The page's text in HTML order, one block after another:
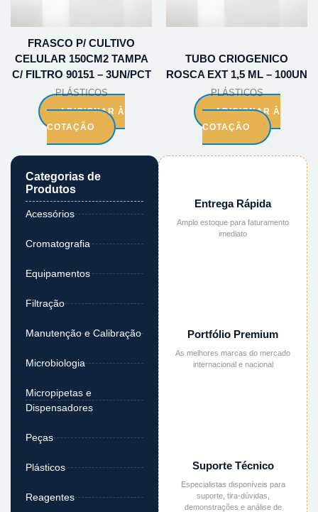
Categorias de
Produtos
Acessórios
Cromatografia
Equipamentos
Filtração
Manutenção e Calibração
Microbiologia
Micropipetas e
Dispensadores
Peças
Plásticos
Reagentes
Entrega Rápida
Amplo estoque para faturamento
imediato
Portfólio Premium
As melhores marcas do mercado
internacional e nacional
Suporte Técnico
Especialistas disponíveis para
suporte, tira-dúvidas,
demonstrações e análise de
FRASCO P/ CULTIVO
CELULAR 150CM2 TAMPA
C/ FILTRO 90151 – 3UN/PCT
PLÁSTICOS
ADICIONAR À
COTAÇÃO
TUBO CRIOGENICO
ROSCA EXT 1,5 ML – 100UN
PLÁSTICOS
ADICIONAR À
COTAÇÃO